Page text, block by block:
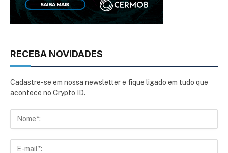
RECEBA NOVIDADES
Cadastre-se em nossa newsletter e fique ligado em tudo que
acontece no Crypto ID.